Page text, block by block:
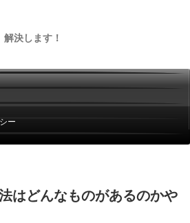
決します！
ー
はどんなものがあるのかや